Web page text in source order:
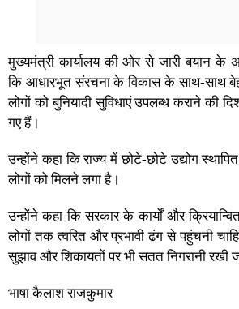
मुख्यमंत्री कार्यालय की ओर से जारी बयान के
कि आधारभूत संरचना के विकास के साथ-साथ
लोगों को बुनियादी सुविधाएं उपलब्ध कराने की
गए हैं।
उन्होंने कहा कि राज्य में छोटे-छोटे उद्योग
लोगों को मिलने लगा है।
उन्होंने कहा कि सरकार के कार्यों और
लोगों तक त्वरित और प्रभावी ढंग से पहुंचनी
सुझाव और शिकायतों पर भी सतत निगरानी रखी
भाषा कैलाश राजकुमार